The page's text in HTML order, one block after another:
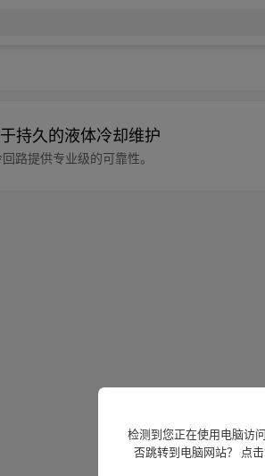
持久的液体冷却维护
路提供专业级的可靠性。
检测到您正在使用电脑访
否跳转到电脑网站？ 点